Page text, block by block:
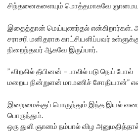
சிந்தனைகளையும் மொத்தமாகவே
இதைத்தான் மெய்யுணர்தல் என்கிறார்கள்.
சராசரி மனிதராக காட்சியளிப்பவர்
நிறைந்தவர் ஆகவே இருப்பார்.
” விறகில் தீயினன் – பாலில் படு நெய் போல்
மறைய நின்றுளன் மாமணிச் சோதியான்”
இறைமைக்குப் பொருந்தும் இந்த இயல்
பொருந்தும்.
ஒரு துளி ஞானம் நம்பால் விழ